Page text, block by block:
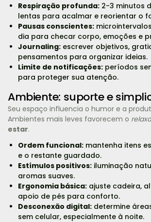
Respiração profunda:2-3 minutos
lentas para acalmar e reorientar o
Pausas conscientes:
dia para checar corpo, emoções e
Journaling:escrever objetivos,
pensamentos para organizar ideias.
Limite de notificações:períodos
para proteger sua atenção.
Ambiente: suporte e
Seu espaço influencia o humor e a
Ambientes mais leves favorecem o
estar.
Ordem funcional:mantenha itens
e o restante guardado.
Estímulos positivos:iluminação
aromas suaves.
Ergonomia básica:ajuste cadeira,
apoio de pés para conforto.
Desconexão digital:determine
sem celular, especialmente à noite.